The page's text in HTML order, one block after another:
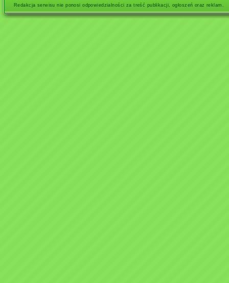
Redakcja serwisu nie ponosi odpowiedzialności za treść publikacji, ogłoszeń oraz reklam.